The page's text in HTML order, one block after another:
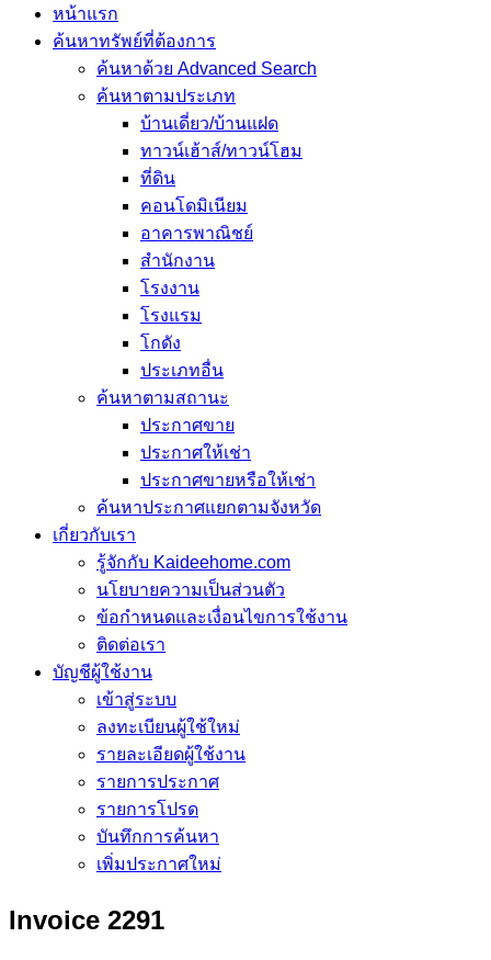
หน้าแรก
ค้นหาทรัพย์ที่ต้องการ
ค้นหาด้วย Advanced Search
ค้นหาตามประเภท
บ้านเดี่ยว/บ้านแฝด
ทาวน์เฮ้าส์/ทาวน์โฮม
ที่ดิน
คอนโดมิเนียม
อาคารพาณิชย์
สำนักงาน
โรงงาน
โรงแรม
โกดัง
ประเภทอื่น
ค้นหาตามสถานะ
ประกาศขาย
ประกาศให้เช่า
ประกาศขายหรือให้เช่า
ค้นหาประกาศแยกตามจังหวัด
เกี่ยวกับเรา
รู้จักกับ Kaideehome.com
นโยบายความเป็นส่วนตัว
ข้อกำหนดและเงื่อนไขการใช้งาน
ติดต่อเรา
บัญชีผู้ใช้งาน
เข้าสู่ระบบ
ลงทะเบียนผู้ใช้ใหม่
รายละเอียดผู้ใช้งาน
รายการประกาศ
รายการโปรด
บันทึกการค้นหา
เพิ่มประกาศใหม่
Invoice 2291